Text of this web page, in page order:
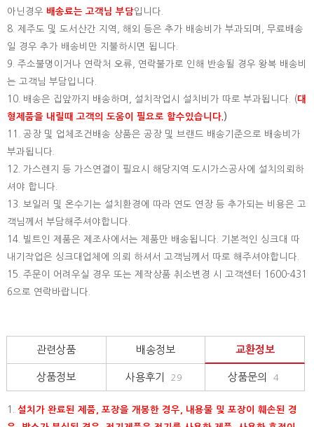
아닌경우 배송료는 고객님 부담입니다.
8. 제주도 및 도서산간 지역, 해외 등은 추가 배송비가 부과되며, 무료배송
일 경우 추가 배송비만 지불하시면 됩니다.
9. 주소불명이거나 연락처 오류, 연락불가로 인해 반송될 경우 왕복 배송비
는 고객님 부담입니다.
10. 배송은 집앞까지 배송하며, 설치작업시 설치비가 따로 부과됩니다. (대
형제품을 내릴때 고객의 도움이 필요로 할수있습니다. )
11. 공장 및 업체조건배송 상품은 공장 및 브랜드 배송기준으로 배송비가
부과됩니다.
12. 가스렌지 등 가스연결이 필요시 해당지역 도시가스공사에 설치의뢰하
셔야 합니다.
13. 보일러 및 온수기는 설치환경에 따라 연도 연장 등 추가되는 비용은 고
객님께서 부담해주셔야합니다.
14. 빌트인 제품은 제조사에서는 제품만 배송됩니다. 기본적인 싱크대 따
내기작업은 싱크대업체에 의뢰 하셔서 고객님께서 따로 해주셔야합니다.
15. 주문이 어려우실 경우 또는 제작상품 취소변경 시 고객센터 1600-431
6으로 연락바랍니다.
관련상품 배송정보 교환정보
상품정보 사용후기 29 상품문의 4
1. 설치가 완료된 제품, 포장을 개봉한 경우, 내용물 및 포장이 훼손된 경